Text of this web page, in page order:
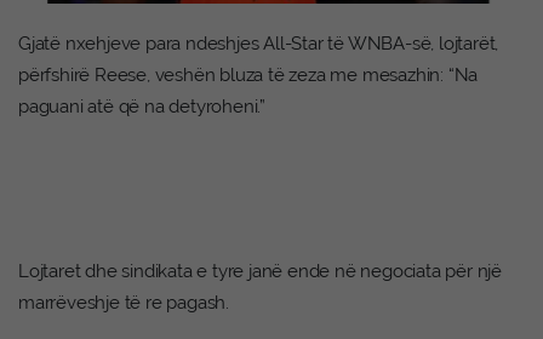
Gjatë nxehjeve para ndeshjes All-Star të WNBA-së, lojtarët,
përfshirë Reese, veshën bluza të zeza me mesazhin: “Na
paguani atë që na detyroheni.”
Lojtaret dhe sindikata e tyre janë ende në negociata për një
marrëveshje të re pagash.